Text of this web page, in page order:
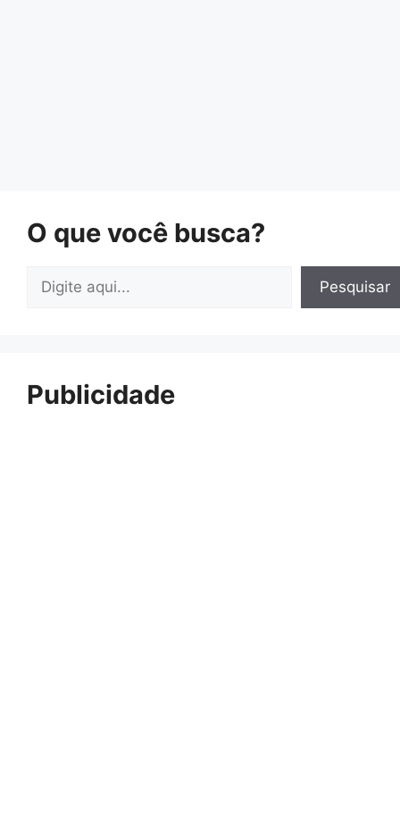
O que você busca?
Pesquisar
Publicidade